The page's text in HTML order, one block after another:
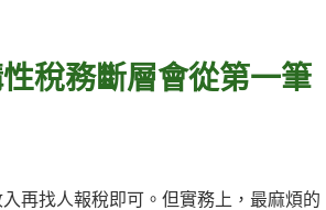
稅務斷層會從第一筆
再找人報稅即可。但實務上，最麻煩的